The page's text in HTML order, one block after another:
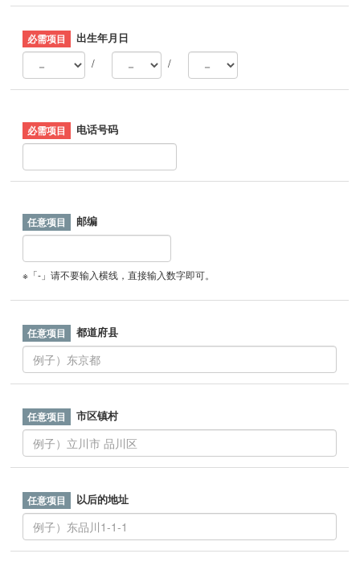
出生年月日
/
/
电话号码
邮编
※「-」请不要输入横线，直接输入数字即可。
都道府县
市区镇村
以后的地址